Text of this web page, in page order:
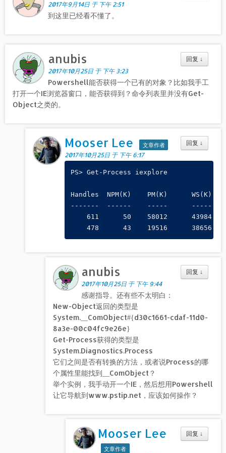
2017年9月14日 于 下午 2:51
到这里已经看不懂了。
回复 ↓
anubis
2017年10月25日 于 下午 3:23
Powershell能否获得一个已有的对象？比如我手工
打开一个IE浏览器窗口，能否获得到？命令列表里并没有Get-
Object之类的。
回复 ↓
Mooser Lee
文章作者
2017年10月25日 于 下午 6:17
PS> Get-Process iexplore
Handles  NPM(K)    PM(K)      WS(K)
-------  ------    -----      -----
611      50    58012      43984
回复 ↓
anubis
2017年10月25日 于 下午 9:44
感谢指导。还有些不太明白：
New-Object返回的类型是
System.__ComObject#{d30c1661-cdaf-11d0-
8a3e-00c04fc9e26e}
Get-Process获得的类型是
System.Diagnostics.Process
它们之间是否有转换的方法，或者说Process的哪
个属性里能找到__ComObject？
举个实例，我手动开一个IE，然后想用Powershell
让它导航到www.pstip.net，应该如何操作？
回复 ↓
Mooser Lee
文章作者